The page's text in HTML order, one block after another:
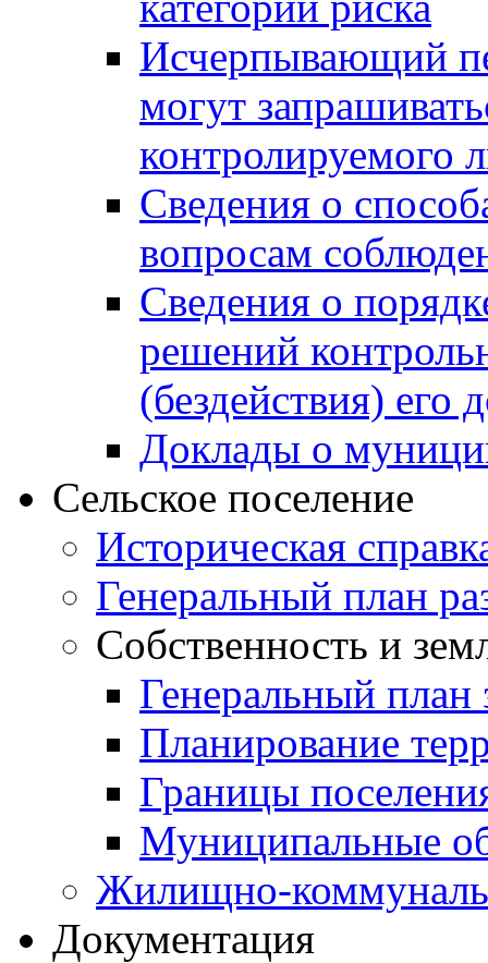
Исчерпывающий
могут
контролируемого
Сведения о
вопросам
Сведения о
решений
(бездействия)
Доклады о
Сельское поселение
Историческая
Генеральный план
Собственность и
Генеральный план
Планирование
Границы
Муниципальные
Жилищно-
Документация